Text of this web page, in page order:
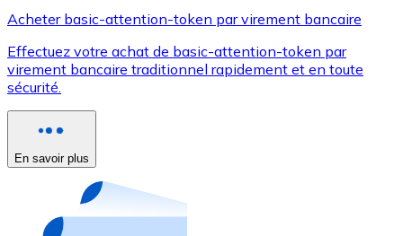
Acheter avec carte
Boutique - Cartes
Nouveau
Achetez des cartes-cadeaux de vos marques
Aller à la boutique de cartes-cadeaux
Acheter basic-attention-token par virement bancaire
Effectuez votre achat de basic-attention-token par
virement bancaire traditionnel rapidement et en toute
sécurité.
En savoir plus